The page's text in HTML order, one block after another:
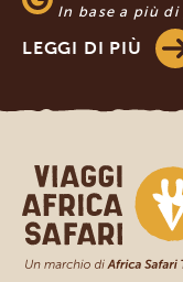
In base a più di
LEGGI DI PIÙ
Viaggi Africa Safari